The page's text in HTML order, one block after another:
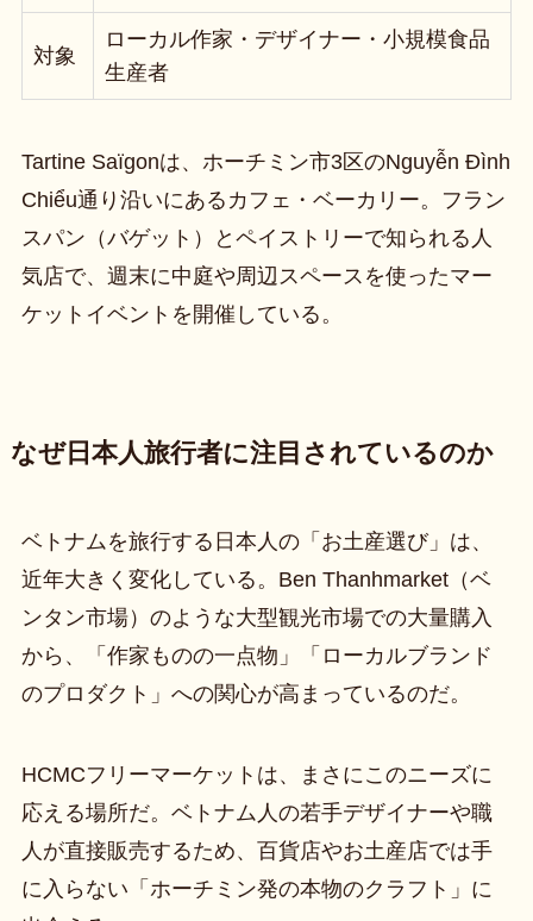
対象
ローカル作家・デザイナー・小規模食品
生産者
Tartine Saïgonは、ホーチミン市3区のNguyễn Đình
Chiểu通り沿いにあるカフェ・ベーカリー。フラン
スパン（バゲット）とペイストリーで知られる人
気店で、週末に中庭や周辺スペースを使ったマー
ケットイベントを開催している。
なぜ日本人旅行者に注目されているのか
ベトナムを旅行する日本人の「お土産選び」は、
近年大きく変化している。Ben Thanhmarket（ベ
ンタン市場）のような大型観光市場での大量購入
から、「作家ものの一点物」「ローカルブランド
のプロダクト」への関心が高まっているのだ。
HCMCフリーマーケットは、まさにこのニーズに
応える場所だ。ベトナム人の若手デザイナーや職
人が直接販売するため、百貨店やお土産店では手
に入らない「ホーチミン発の本物のクラフト」に